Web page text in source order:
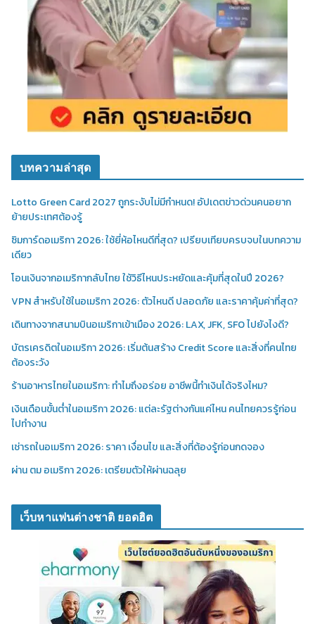
บทความล่าสุด
Lotto Green Card 2027 ถูกระงับไม่มีกำหนด! อัปเดตข่าวด่วนคนอยาก
ย้ายประเทศต้องรู้
ซิมการ์ดอเมริกา 2026: ใช้ยี่ห้อไหนดีที่สุด? เปรียบเทียบครบจบในบทความ
เดียว
โอนเงินจากอเมริกากลับไทย ใช้วิธีไหนประหยัดและคุ้มที่สุดในปี 2026?
VPN สำหรับใช้ในอเมริกา 2026: ตัวไหนดี ปลอดภัย และราคาคุ้มค่าที่สุด?
เดินทางจากสนามบินอเมริกาเข้าเมือง 2026: LAX, JFK, SFO ไปยังไงดี?
บัตรเครดิตในอเมริกา 2026: เริ่มต้นสร้าง Credit Score และสิ่งที่คนไทย
ต้องระวัง
ร้านอาหารไทยในอเมริกา: ทำไมถึงอร่อย อาชีพนี้ทำเงินได้จริงไหม?
เงินเดือนขั้นต่ำในอเมริกา 2026: แต่ละรัฐต่างกันแค่ไหน คนไทยควรรู้ก่อน
ไปทำงาน
เช่ารถในอเมริกา 2026: ราคา เงื่อนไข และสิ่งที่ต้องรู้ก่อนกดจอง
ผ่าน ตม อเมริกา 2026: เตรียมตัวให้ผ่านฉลุย
เว็บหาแฟนต่างชาติ ยอดฮิต